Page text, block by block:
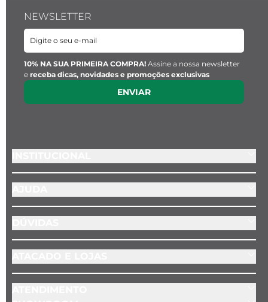
NEWSLETTER
10% NA SUA PRIMEIRA COMPRA! Assine a nossa newsletter
e receba dicas, novidades e promoções exclusivas
ENVIAR